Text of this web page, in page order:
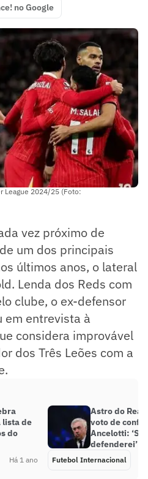
no Google
League 2024/25 (Foto:
vez próximo de
um dos principais
últimos anos, o lateral
Lenda dos Reds com
clube, o ex-defensor
em entrevista à
considera improvável
dos Três Leões com a
lista de
do
Há 1 ano
Astro do Real
voto de
Ancelotti:
defenderei’
Futebol Internacional